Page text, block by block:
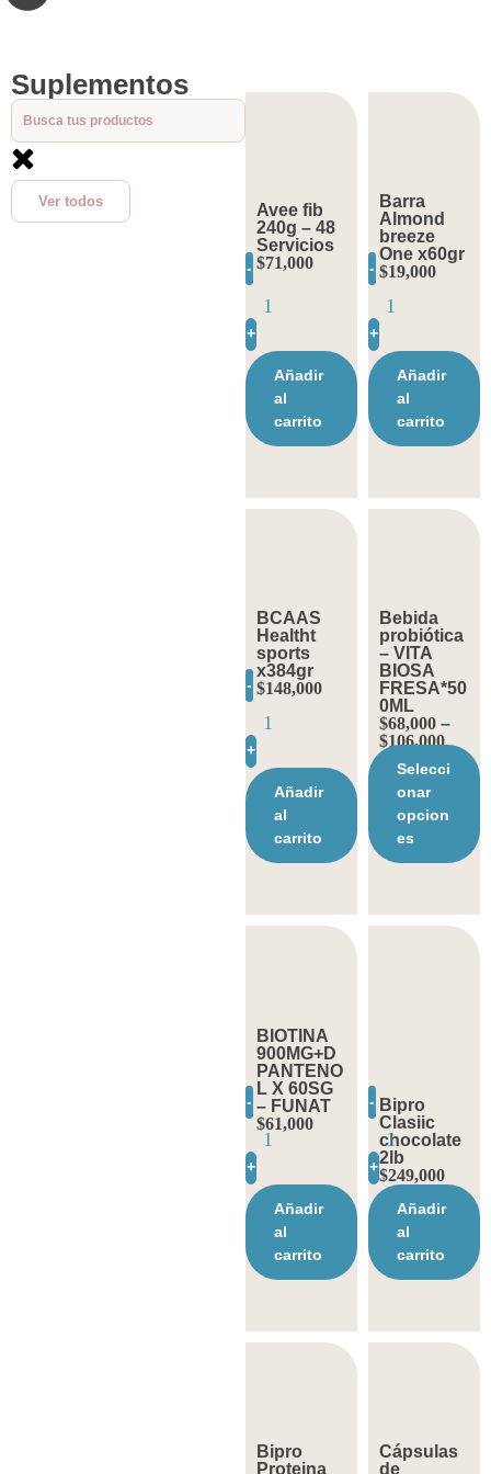
Suplementos
Ver todos
Avee fib
240g – 48
Servicios
$71,000
-
+
Añadir
al
carrito
Barra
Almond
breeze
One x60gr
$19,000
-
+
Añadir
al
carrito
BCAAS
Healtht
sports
x384gr
$148,000
-
+
Añadir
al
carrito
Bebida
probiótica
– VITA
BIOSA
FRESA*50
0ML
$68,000 –
$106,000
Selecci
onar
opcion
es
BIOTINA
900MG+D
PANTENO
L X 60SG
– FUNAT
$61,000
-
+
Añadir
al
carrito
Bipro
Clasiic
chocolate
2lb
$249,000
-
+
Añadir
al
carrito
Bipro
Proteina
Cápsulas
de